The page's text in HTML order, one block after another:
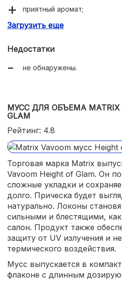
приятный аромат;
легко наносится;
Загрузить еще
Недостатки
не обнаружены.
МУСС ДЛЯ ОБЪЕМА MATRIX
GLAM
Рейтинг: 4.8
Торговая марка Matrix
Vavoom Height of Glam. Он
сложные укладки и
долго. Прическа будет
натурально. Локоны
сильными и блестящими,
салон. Продукт также
защиту от UV излучения и
термического воздействия.
Мусс выпускается в
флаконе с длинным